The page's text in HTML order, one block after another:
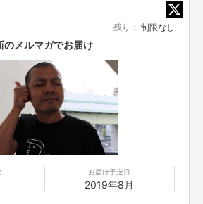
て『おでこ取れちゃったくん』着ぐるみを生み
着ぐるみの力を借りて【生みだした感】を生み出
！
った場合速やかにお答えさせて頂きます。
メッセージからご連絡ください。
view/12625
残り： 制限なし
メルマガでお届け
お届け予定日
2019年8月